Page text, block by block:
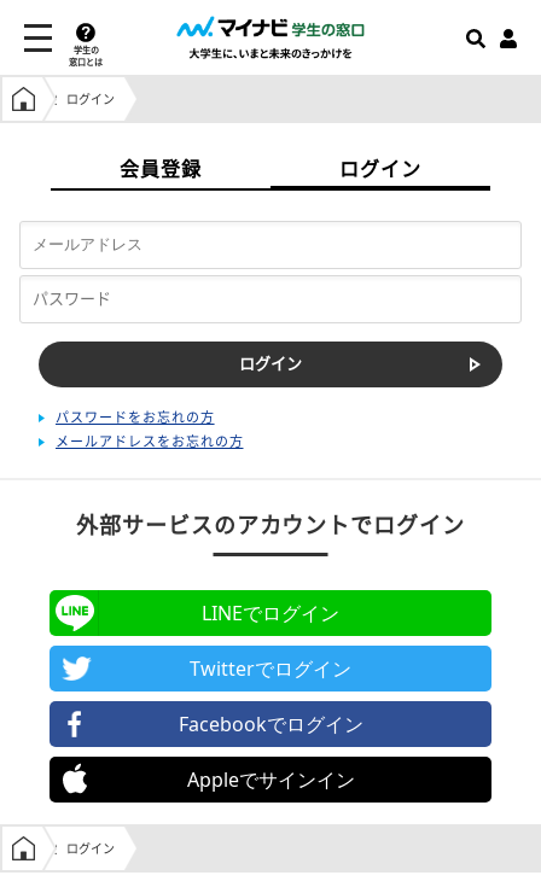
学生の
窓口とは
学生の窓口トップ
ログイン
会員登録 ログイン
パスワードをお忘れの方
メールアドレスをお忘れの方
外部サービスのアカウントでログイン
LINEでログイン
Twitterでログイン
Facebookでログイン
Appleでサインイン
学生の窓口トップ
ログイン